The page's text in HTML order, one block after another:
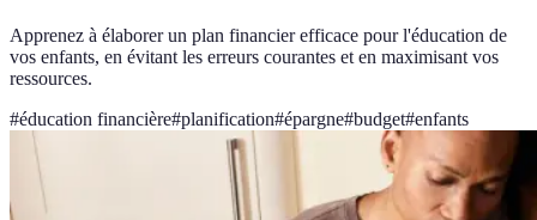
Apprenez à élaborer un plan financier efficace pour l'éducation de
vos enfants, en évitant les erreurs courantes et en maximisant vos
ressources.
#éducation financière#planification#épargne#budget#enfants